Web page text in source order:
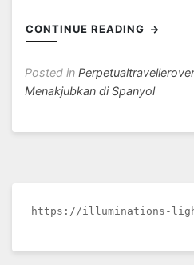
CONTINUE READING
Posted in
Menakjubkan di Spanyol
https://illuminations-